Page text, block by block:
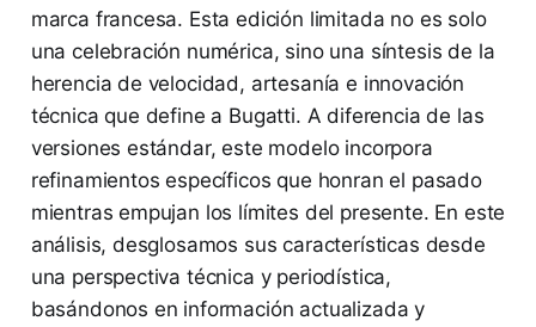
marca francesa. Esta edición limitada no es solo
una celebración numérica, sino una síntesis de la
herencia de velocidad, artesanía e innovación
técnica que define a Bugatti. A diferencia de las
versiones estándar, este modelo incorpora
refinamientos específicos que honran el pasado
mientras empujan los límites del presente. En este
análisis, desglosamos sus características desde
una perspectiva técnica y periodística,
basándonos en información actualizada y